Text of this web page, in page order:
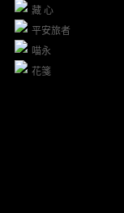
藏 心
平安旅者
喵永
花箋